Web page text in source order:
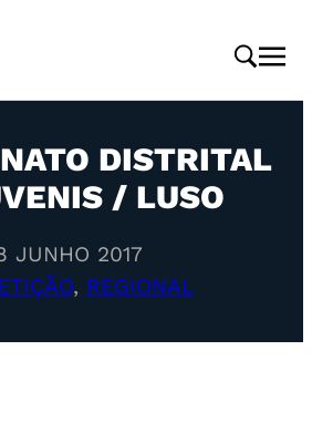
DISTRITAL
/ LUSO
JUNHO 2017
, REGIONAL